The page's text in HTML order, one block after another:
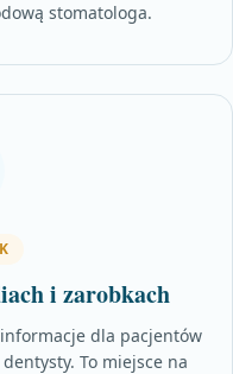
stomatologa.
i zarobkach
dla pacjentów
To miejsce na